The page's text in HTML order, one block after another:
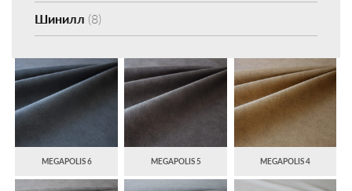
Шинилл (8)
MEGAPOLIS 6 MEGAPOLIS 5 MEGAPOLIS 4